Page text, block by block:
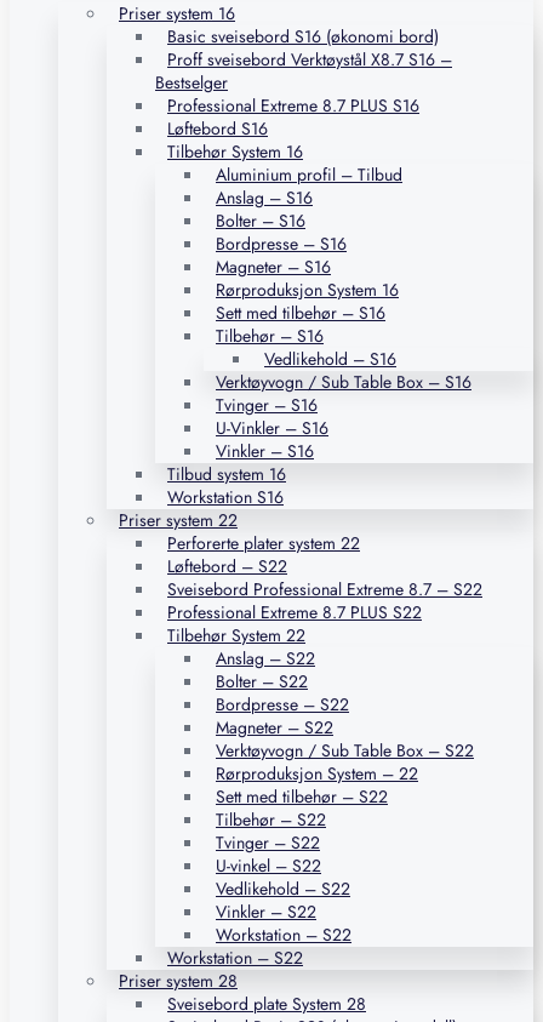
Priser system 16
Basic sveisebord S16 (økonomi bord)
Proff sveisebord Verktøystål X8.7 S16 –
Bestselger
Professional Extreme 8.7 PLUS S16
Løftebord S16
Tilbehør System 16
Aluminium profil – Tilbud
Anslag – S16
Bolter – S16
Bordpresse – S16
Magneter – S16
Rørproduksjon System 16
Sett med tilbehør – S16
Tilbehør – S16
Vedlikehold – S16
Verktøyvogn / Sub Table Box – S16
Tvinger – S16
U-Vinkler – S16
Vinkler – S16
Tilbud system 16
Workstation S16
Priser system 22
Perforerte plater system 22
Løftebord – S22
Sveisebord Professional Extreme 8.7 – S22
Professional Extreme 8.7 PLUS S22
Tilbehør System 22
Anslag – S22
Bolter – S22
Bordpresse – S22
Magneter – S22
Verktøyvogn / Sub Table Box – S22
Rørproduksjon System – 22
Sett med tilbehør – S22
Tilbehør – S22
Tvinger – S22
U-vinkel – S22
Vedlikehold – S22
Vinkler – S22
Workstation – S22
Workstation – S22
Priser system 28
Sveisebord plate System 28